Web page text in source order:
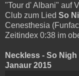
"Tour d' Albani" auf
Club zum Lied So
Cenesthesia
Zeitindex 0:38 im
Neckless - So
Janaur 2015